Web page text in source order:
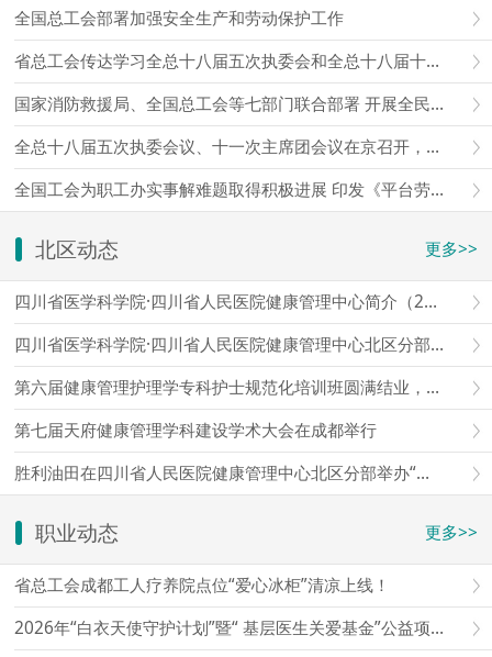
全国总工会部署加强安全生产和劳动保护工作
省总工会传达学习全总十八届五次执委会和全总十八届十一次主席团会议精神
国家消防救援局、全国总工会等七部门联合部署 开展全民消防安全素质提升行动
全总十八届五次执委会议、十一次主席团会议在京召开，王东明主持会议并讲话
全国工会为职工办实事解难题取得积极进展 印发《平台劳动规则和算法协商指引（试行）》，线上提供岗位超500万个
北区动态 更多>>
四川省医学科学院·四川省人民医院健康管理中心简介（2026）
四川省医学科学院·四川省人民医院健康管理中心北区分部简介
第六届健康管理护理学专科护士规范化培训班圆满结业，第七届报名通道开启
第七届天府健康管理学科建设学术大会在成都举行
胜利油田在四川省人民医院健康管理中心北区分部举办“爱心护航老石油”健康查体座谈会
职业动态 更多>>
省总工会成都工人疗养院点位“爱心冰柜”清凉上线！
2026年“白衣天使守护计划”暨“ 基层医生关爱基金”公益项目启动仪式在京举行